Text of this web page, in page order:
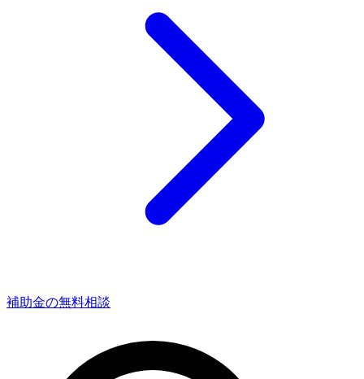
補助金の無料相談